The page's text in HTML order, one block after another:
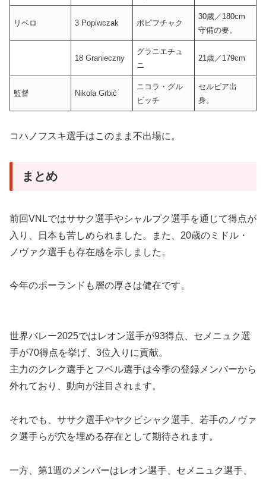
リベロ 3 Popiwczak ポピフチャク
30歳／180cm
守備の要。
18 Granieczny
グラニエチュ
ニ
21歳／179cm
監督 Nikola Grbić
ニコラ・グル
ビッチ
セルビア出
身。
コハノフスキ選手はこのまま不出場に。
まとめ
前回VNLではササク選手やシャルプク選手を通じて得点が
入り、日本も苦しめられました。また、20歳のミドル・
ノヴァク選手も存在感を示しました。
今年のポーランドも層の厚さは健在です。
世界バレー2025ではレオン選手が93得点、セメニュク選
手が70得点を挙げ、3位入りに貢献。
主力のクレク選手とフベル選手は今季の登録メンバーから
外れており、動向が注目されます。
それでも、ササク選手やヤクビシャク選手、若手のノヴァ
ク選手らが穴を埋める存在として期待されます。
一方、第1週のメンバーはレオン選手、セメニュク選手、